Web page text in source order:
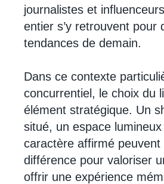
journalistes et
entier s’y retrouvent pour
tendances de demain.
Dans ce contexte
concurrentiel, le choix du
élément stratégique. Un
situé, un espace
caractère affirmé
différence pour valoriser
offrir une expérience